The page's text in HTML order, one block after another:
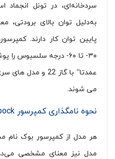
سردخانه‌ای، در تونل
به‌دلیل توان بالای برودتی،
پایین توان کار دارند.
۳۰- تا ۶۰- درجه
می شوند.
نحوه نامگذاری کمپرسور bock
هر مدل از کمپرسور بوک نام
مدل نیز معنای مشخصی